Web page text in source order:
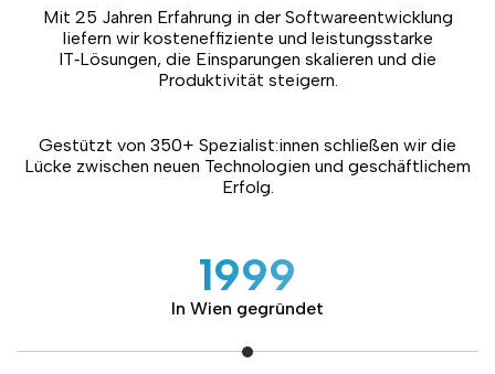
Managed IT‑Services
Mit 25 Jahren Erfahrung in der Softwareentwicklung
liefern wir kosteneffiziente und leistungsstarke
IT‑Lösungen, die Einsparungen skalieren und die
Produktivität steigern.
Gestützt von 350+ Spezialist:innen schließen wir die
Lücke zwischen neuen Technologien und geschäftlichem
Erfolg.
1999
In Wien gegründet